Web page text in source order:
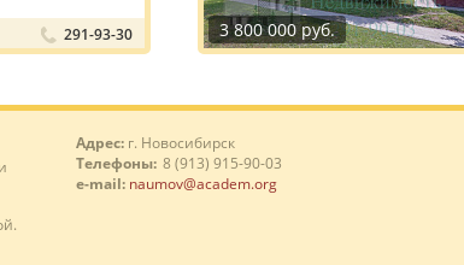
291-93-30 3 800 000 руб.
Адрес: г. Новосибирск
Телефоны: 8 (913) 915-90-03
e-mail: naumov@academ.org